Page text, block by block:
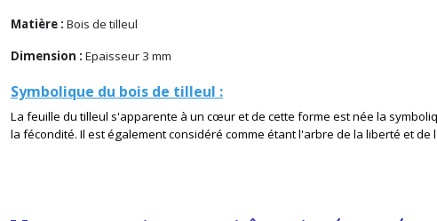
Matière : Bois de tilleul
Dimension : Epaisseur 3 mm
Symbolique du bois de tilleul :
La feuille du tilleul s'apparente à un cœur et de cette forme est née la
la fécondité. Il est également considéré comme étant l'arbre de la liberté et de